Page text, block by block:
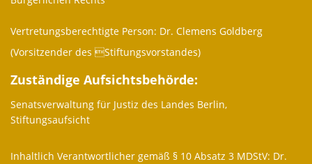
Vertretungsberechtigte Person: Dr. Clemens Goldberg
(Vorsitzender des Stiftungsvorstandes)
Zuständige Aufsichtsbehörde:
Senatsverwaltung für Justiz des Landes Berlin,
Stiftungsaufsicht
Inhaltlich Verantwortlicher gemäß § 10 Absatz 3 MDStV: Dr.